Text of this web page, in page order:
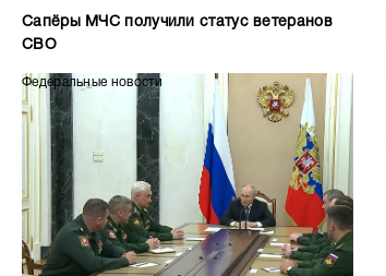
Сапёры МЧС получили статус ветеранов
СВО
Федеральные новости